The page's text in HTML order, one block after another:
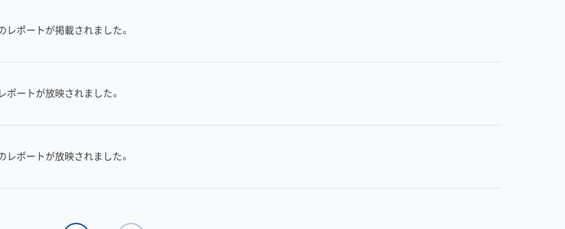
ポートが掲載されました。
ートが放映されました。
ポートが放映されました。